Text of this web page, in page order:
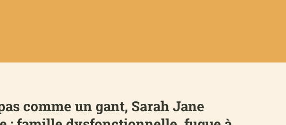
comme un gant, Sarah Jane